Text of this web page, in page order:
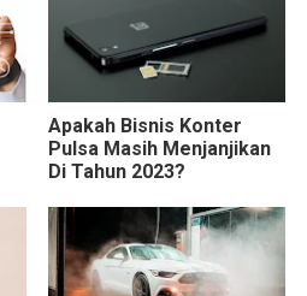
Apakah Bisnis Konter
Pulsa Masih Menjanjikan
Di Tahun 2023?